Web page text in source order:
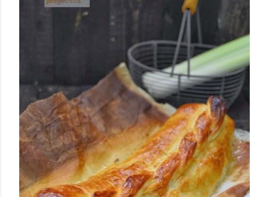
copiosos de invierno. Con esta receta simple pero
revolucionaria, transformaremos un ingrediente tan
humilde como la alubia de La Bañeza en un snack ligero,
dorado, cargado de proteína y 100% natural. Es el
sustituto perfecto a los frutos se...